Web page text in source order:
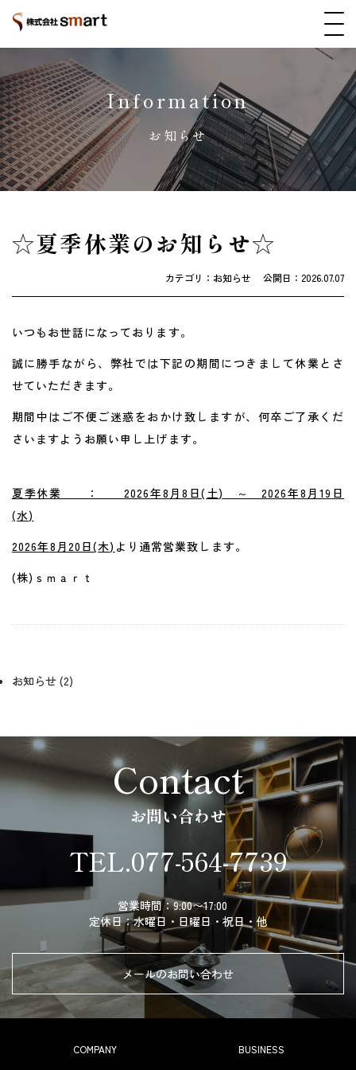
Information
お知らせ
☆夏季休業のお知らせ☆
カテゴリ：お知らせ 公開日： 2026.07.07
いつもお世話になっております。
誠に勝手ながら、弊社では下記の期間につきまして休業とさ
せていただきます。
期間中はご不便ご迷惑をおかけ致しますが、何卒ご了承くだ
さいますようお願い申し上げます。
夏季休業 ： 2026年8 月8 日( 土) ～2026年8 月19 日
(水)
2026年8 月20 日(木) より通常営業致します。
(株) ｓｍａｒｔ
お知らせ (2)
お問い合わせ
Contact
TEL.077-564-7739
営業時間：9:00〜17:00
定休日：水曜日・日曜日・祝日・他
メールのお問い合わせ
COMPANY BUSINESS